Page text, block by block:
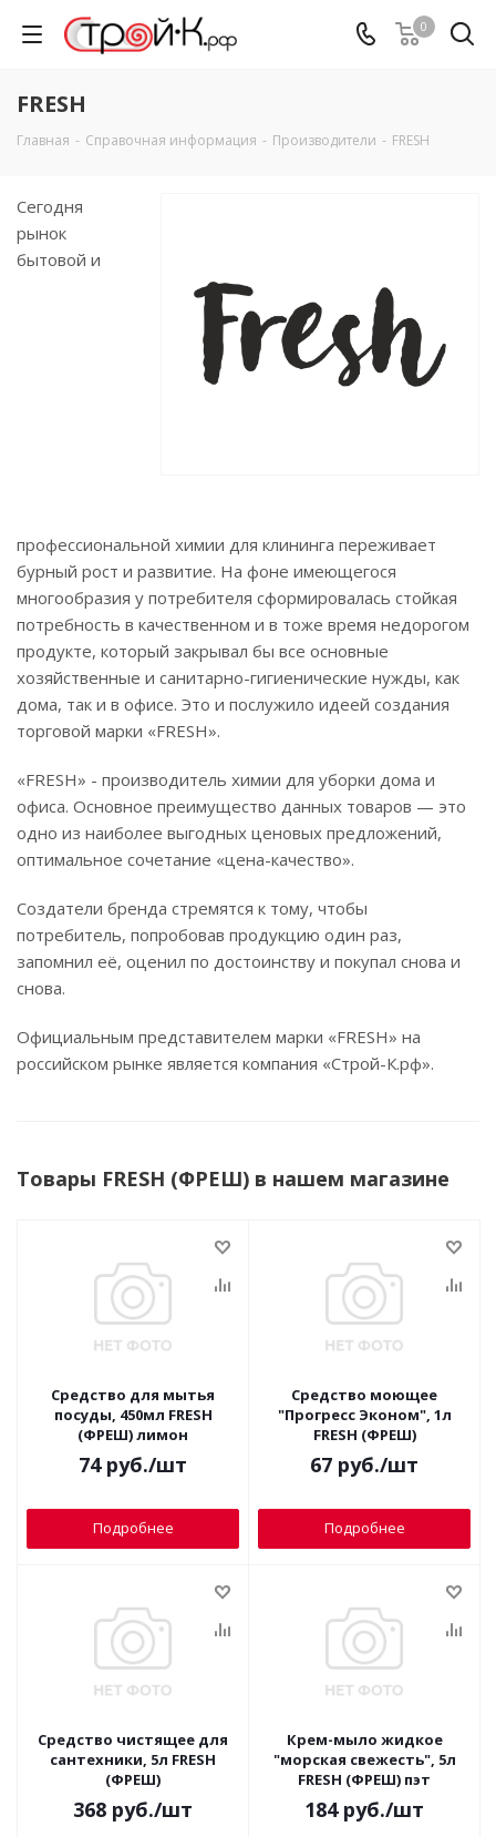
0
FRESH
Главная - Справочная информация - Производители - FRESH
Сегодня
рынок
бытовой и
профессиональной химии для клининга переживает
бурный рост и развитие. На фоне имеющегося
многообразия у потребителя сформировалась стойкая
потребность в качественном и в тоже время недорогом
продукте, который закрывал бы все основные
хозяйственные и санитарно-гигиенические нужды, как
дома, так и в офисе. Это и послужило идеей создания
торговой марки «FRESH».
«FRESH» - производитель химии для уборки дома и
офиса. Основное преимущество данных товаров — это
одно из наиболее выгодных ценовых предложений,
оптимальное сочетание «цена-качество».
Создатели бренда стремятся к тому, чтобы
потребитель, попробовав продукцию один раз,
запомнил её, оценил по достоинству и покупал снова и
снова.
Официальным представителем марки «FRESH» на
российском рынке является компания «Строй-К.рф».
Товары FRESH (ФРЕШ) в нашем магазине
Средство для мытья
посуды, 450мл FRESH
(ФРЕШ) лимон
74руб./шт
Подробнее
Средство моющее
"Прогресс Эконом", 1л
FRESH (ФРЕШ)
67 руб./шт
Подробнее
Средство чистящее для
сантехники, 5л FRESH
(ФРЕШ)
368 руб./шт
Крем-мыло жидкое
"морская свежесть", 5л
FRESH (ФРЕШ) пэт
184руб./шт